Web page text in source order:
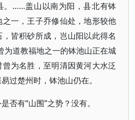
。……盖山以南为阳，县北有钵
一，王子乔修仙处，地形较他
皆积砂所成，岂山阳以此得名
为道教福地之一的钵池山正在城
为名胜，至明清因黄河大水泛
过楚州时，钵池山仍在。
否有“山围”之势？没有。